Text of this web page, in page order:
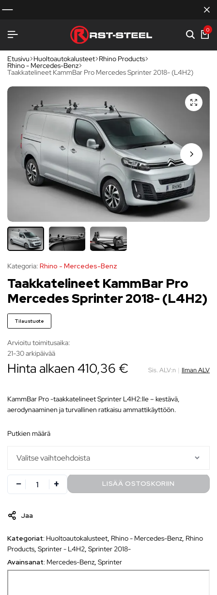
0
Etusivu Huoltoautokalusteet Rhino Products
Rhino - Mercedes-Benz
Taakkatelineet KammBar Pro Mercedes Sprinter 2018- (L4H2)
Kategoria: Rhino - Mercedes-Benz
Taakkatelineet KammBar Pro
Mercedes Sprinter 2018- (L4H2)
Tilaustuote
Arvioitu toimitusaika:
21-30 arkipäivää
Hinta alkaen 410,36 € Sis. ALV:n | Ilman ALV
KammBar Pro -taakkatelineet Sprinter L4H2:lle – kestävä,
aerodynaaminen ja turvallinen ratkaisu ammattikäyttöön.
putkien määrä
LISÄÄ OSTOSKORIIN
Jaa
Kategoriat: Huoltoautokalusteet, Rhino - Mercedes-Benz, Rhino
Products, Sprinter - L4H2, Sprinter 2018-
Avainsanat: Mercedes-Benz, Sprinter